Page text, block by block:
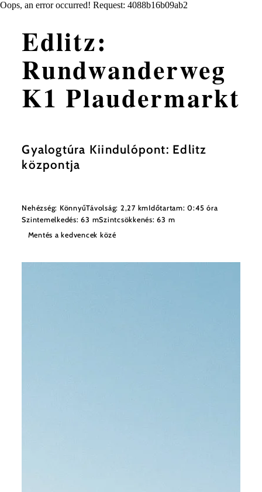
Oops, an error occurred! Request: 4088b16b09ab2
Edlitz:
Rundwanderweg
K1 Plaudermarkt
Gyalogtúra Kiindulópont: Edlitz
központja
Nehézség: KönnyűTávolság: 2,27 kmIdőtartam: 0:45 óra
Szintemelkedés: 63 mSzintcsökkenés: 63 m
Mentés a kedvencek közé